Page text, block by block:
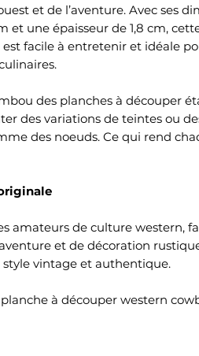
et de l’aventure. Avec ses
et une épaisseur de 1,8 cm,
facile à entretenir et idéale
des planches à découper
des variations de teintes ou
des noeuds. Ce qui rend
amateurs de culture western,
et de décoration
vintage et authentique.
à découper western